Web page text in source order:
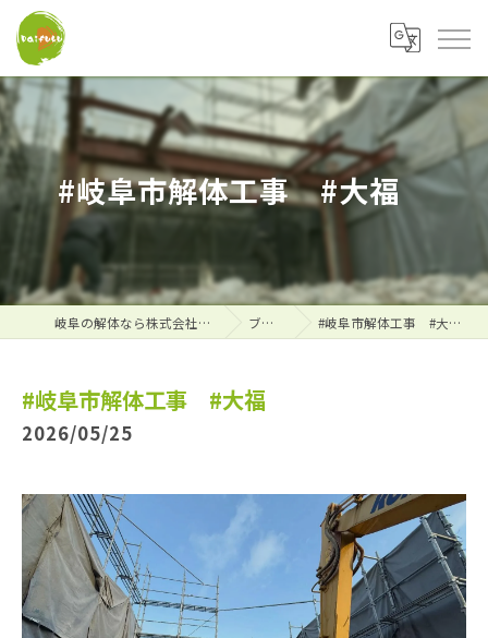
#岐阜市解体工事 #大福
岐阜の解体なら株式会社大福 ブログ #岐阜市解体工事 #大福
#岐阜市解体工事 #大福
2026/05/25